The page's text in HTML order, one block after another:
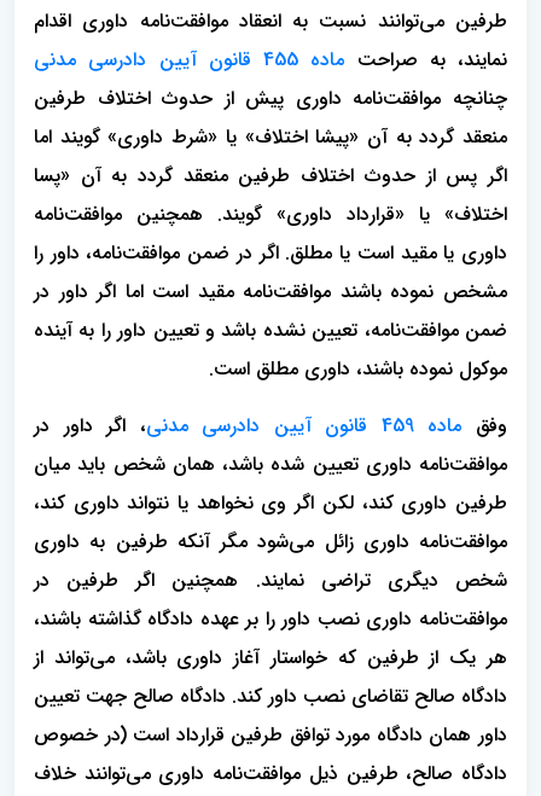
طرفین می‌توانند نسبت به انعقاد موافقت‌نامه داوری اقدام
نمایند، به صراحت ماده 455 قانون آیین دادرسی مدنی
چنانچه موافقت‌نامه داوری پیش از حدوث اختلاف طرفین
منعقد گردد به آن «پیشا اختلاف» یا «شرط داوری» گویند اما
اگر پس از حدوث اختلاف طرفین منعقد گردد به آن «پسا
اختلاف» یا «قرارداد داوری» گویند. همچنین موافقت‌نامه
داوری یا مقید است یا مطلق. اگر در ضمن موافقت‌نامه، داور را
مشخص نموده باشند موافقت‌نامه مقید است اما اگر داور در
ضمن موافقت‌نامه، تعیین نشده باشد و تعیین داور را به آینده
موکول نموده باشند، داوری مطلق است.
وفق ماده 459 قانون آیین دادرسی مدنی
، اگر داور در
موافقت‌نامه داوری تعیین شده باشد، همان شخص باید میان
طرفین داوری کند، لکن اگر وی نخواهد یا نتواند داوری کند،
موافقت‌نامه داوری زائل می‌شود مگر آنکه طرفین به داوری
شخص دیگری تراضی نمایند. همچنین اگر طرفین در
موافقت‌نامه داوری نصب داور را بر عهده دادگاه گذاشته باشند،
هر یک از طرفین که خواستار آغاز داوری باشد، می‌تواند از
دادگاه صالح تقاضای نصب داور کند. دادگاه صالح جهت تعیین
داور همان دادگاه مورد توافق طرفین قرارداد است (در خصوص
دادگاه صالح، طرفین ذیل موافقت‌نامه داوری می‌توانند خلاف